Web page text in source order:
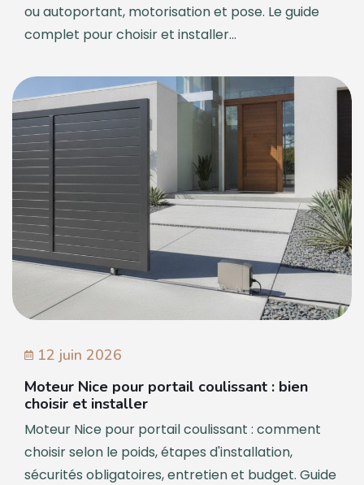
ou autoportant, motorisation et pose. Le guide
complet pour choisir et installer...
12 juin 2026
Moteur Nice pour portail coulissant : bien
choisir et installer
Moteur Nice pour portail coulissant : comment
choisir selon le poids, étapes d'installation,
sécurités obligatoires, entretien et budget. Guide